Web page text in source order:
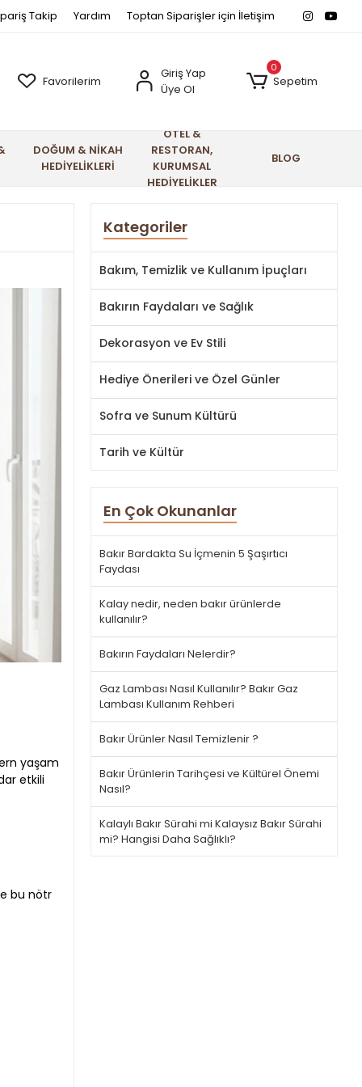
Takip Yardım Toptan Siparişler için İletişim
Favorilerim
Giriş Yap
Üye Ol
0
Sepetim
DOĞUM & NİKAH
HEDİYELİKLERİ
OTEL &
RESTORAN,
KURUMSAL
HEDİYELİKLER
BLOG
yaşam
etkili
bu nötr
Kategoriler
Bakım, Temizlik ve Kullanım İpuçları
Bakırın Faydaları ve Sağlık
Dekorasyon ve Ev Stili
Hediye Önerileri ve Özel Günler
Sofra ve Sunum Kültürü
Tarih ve Kültür
En Çok Okunanlar
Bakır Bardakta Su İçmenin 5 Şaşırtıcı
Faydası
Kalay nedir, neden bakır ürünlerde
kullanılır?
Bakırın Faydaları Nelerdir?
Gaz Lambası Nasıl Kullanılır? Bakır Gaz
Lambası Kullanım Rehberi
Bakır Ürünler Nasıl Temizlenir ?
Bakır Ürünlerin Tarihçesi ve Kültürel Önemi
Nasıl?
Kalaylı Bakır Sürahi mi Kalaysız Bakır Sürahi
mi? Hangisi Daha Sağlıklı?